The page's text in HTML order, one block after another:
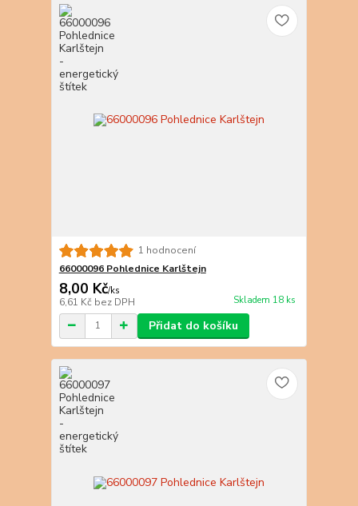
1 hodnocení
66000096 Pohlednice Karlštejn
8,00 Kč/ks
6,61 Kč bez DPH Skladem 18 ks
Přidat do košíku